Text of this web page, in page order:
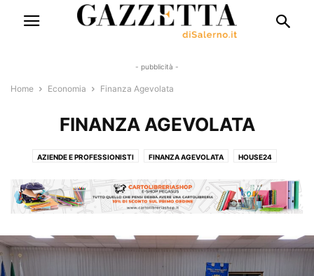
- pubblicità -
Home Economia Finanza Agevolata
FINANZA AGEVOLATA
AZIENDE E PROFESSIONISTI FINANZA AGEVOLATA HOUSE24